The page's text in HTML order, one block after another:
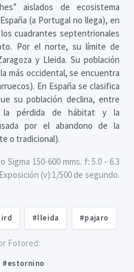
aislados de ecosistema
(a Portugal no llega), en
cuadrantes septentrionales
Por el norte, su límite de
y Lleida. Su población
más occidental, se encuentra
En España se clasifica
su población declina, entre
pérdida de hábitat y la
por el abandono de la
o tradicional).
Sigma 150-600 mms. f: 5.0 - 6.3
(v):1/500 de segundo.
#lleida #pajaro
Fotored:
#estornino